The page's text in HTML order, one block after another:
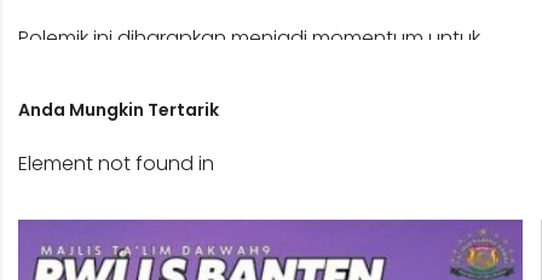
Polemik ini diharapkan menjadi momentum untuk
dalam menentukan isbat nasab, sehingga
keresahan di masyarakat.
Anda Mungkin Tertarik
Element not found in